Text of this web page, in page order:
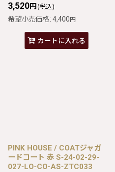
3,520円 (税込)
希望小売価格: 4,400円
カートに入れる
PINK HOUSE / COATジャガ
ードコート 赤 S-24-02-29-
027-LO-CO-AS-ZTC033